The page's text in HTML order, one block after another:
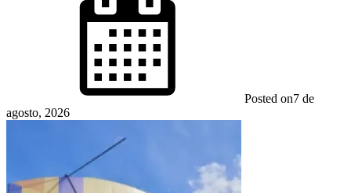
Posted on7 de
agosto, 2026